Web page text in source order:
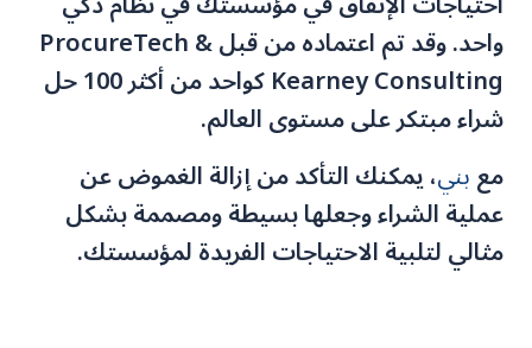
واحد. وقد تم اعتماده من قبل ProcureTech &
Kearney Consulting كواحد من أكثر 100 حل
شراء مبتكر على مستوى العالم.
معبني، يمكنك التأكد من إزالة الغموض عن
عملية الشراء وجعلها بسيطة ومصممة بشكل
مثالي لتلبية الاحتياجات الفريدة لمؤسستك.